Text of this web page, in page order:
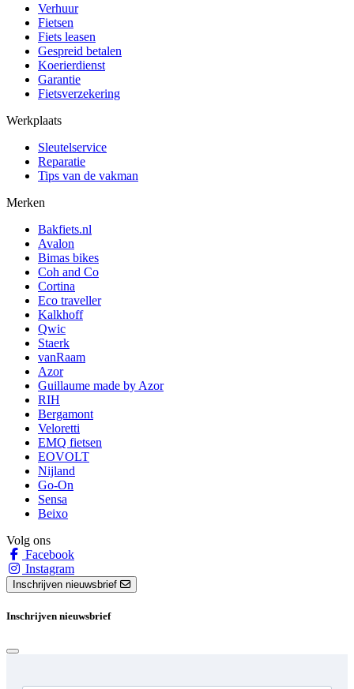
Verhuur
Fietsen
Fiets leasen
Gespreid betalen
Koerierdienst
Garantie
Fietsverzekering
Werkplaats
Sleutelservice
Reparatie
Tips van de vakman
Merken
Bakfiets.nl
Avalon
Bimas bikes
Coh and Co
Cortina
Eco traveller
Kalkhoff
Qwic
Staerk
vanRaam
Azor
Guillaume made by Azor
RIH
Bergamont
Veloretti
EMQ fietsen
EOVOLT
Nijland
Go-On
Sensa
Beixo
Volg ons
Facebook
Instagram
Inschrijven nieuwsbrief
Inschrijven nieuwsbrief